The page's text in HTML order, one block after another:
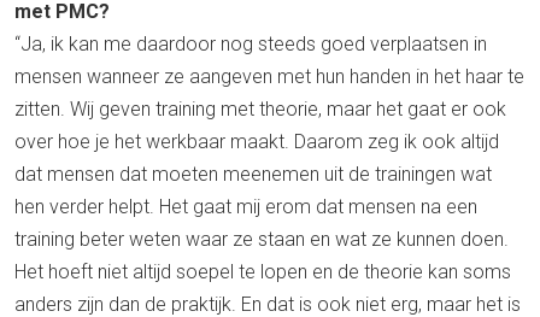
met PMC?
“Ja, ik kan me daardoor nog steeds goed verplaatsen in
mensen wanneer ze aangeven met hun handen in het haar te
zitten. Wij geven training met theorie, maar het gaat er ook
over hoe je het werkbaar maakt. Daarom zeg ik ook altijd
dat mensen dat moeten meenemen uit de trainingen wat
hen verder helpt. Het gaat mij erom dat mensen na een
training beter weten waar ze staan en wat ze kunnen doen.
Het hoeft niet altijd soepel te lopen en de theorie kan soms
anders zijn dan de praktijk. En dat is ook niet erg, maar het is